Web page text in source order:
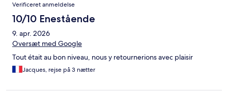
Verificeret anmeldelse
10/10 Enestående
9. apr. 2026
Oversæt med Google
Tout était au bon niveau, nous y retournerions avec plaisir
Jacques, rejse på 3 nætter